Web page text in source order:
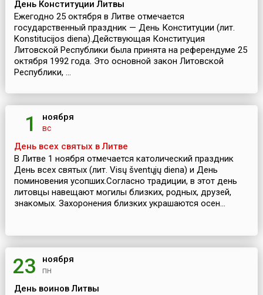
День Конституции Литвы
Ежегодно 25 октября в Литве отмечается
государственный праздник — День Конституции (лит.
Konstitucijos diena).Действующая Конституция
Литовской Республики была принята на референдуме 25
октября 1992 года. Это основной закон Литовской
Республики, ...
1 ноября
вс
День всех святых в Литве
В Литве 1 ноября отмечается католический праздник
День всех святых (лит. Visų šventųjų diena) и День
поминовения усопших.Согласно традиции, в этот день
литовцы навещают могилы близких, родных, друзей,
знакомых. Захоронения близких украшаются осен...
23 ноября
пн
День воинов Литвы